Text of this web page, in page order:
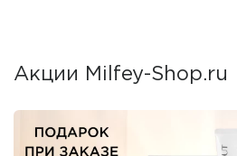
Акции Milfey-Shop.ru